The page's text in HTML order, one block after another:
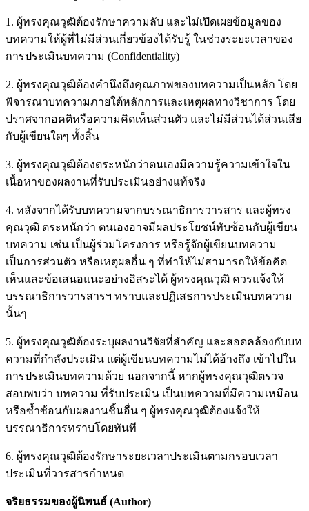
1. ผู้ทรงคุณวุฒิต้องรักษาความลับ และไม่เปิดเผยข้อมูลของ
บทความให้ผู้ที่ไม่มีส่วนเกี่ยวข้องได้รับรู้ ในช่วงระยะเวลาของ
การประเมินบทความ (Confidentiality)
2. ผู้ทรงคุณวุฒิต้องคำนึงถึงคุณภาพของบทความเป็นหลัก โดย
พิจารณาบทความภายใต้หลักการและเหตุผลทางวิชาการ โดย
ปราศจากอคติหรือความคิดเห็นส่วนตัว และไม่มีส่วนได้ส่วนเสีย
กับผู้เขียนใดๆ ทั้งสิ้น
3. ผู้ทรงคุณวุฒิต้องตระหนักว่าตนเองมีความรู้ความเข้าใจใน
เนื้อหาของผลงานที่รับประเมินอย่างแท้จริง
4. หลังจากได้รับบทความจากบรรณาธิการวารสาร และผู้ทรง
คุณวุฒิ ตระหนักว่า ตนเองอาจมีผลประโยชน์ทับซ้อนกับผู้เขียน
บทความ เช่น เป็นผู้ร่วมโครงการ หรือรู้จักผู้เขียนบทความ
เป็นการส่วนตัว หรือเหตุผลอื่น ๆ ที่ทำให้ไม่สามารถให้ข้อคิด
เห็นและข้อเสนอแนะอย่างอิสระได้ ผู้ทรงคุณวุฒิ ควรแจ้งให้
บรรณาธิการวารสารฯ ทราบและปฏิเสธการประเมินบทความ
นั้นๆ
5. ผู้ทรงคุณวุฒิต้องระบุผลงานวิจัยที่สำคัญ และสอดคล้องกับบท
ความที่กําลังประเมิน แต่ผู้เขียนบทความไม่ได้อ้างถึง เข้าไปใน
การประเมินบทความด้วย นอกจากนี้ หากผู้ทรงคุณวุฒิตรวจ
สอบพบว่า บทความ ที่รับประเมิน เป็นบทความที่มีความเหมือน
หรือซ้ำซ้อนกับผลงานชิ้นอื่น ๆ ผู้ทรงคุณวุฒิต้องแจ้งให้
บรรณาธิการทราบโดยทันที
6. ผู้ทรงคุณวุฒิต้องรักษาระยะเวลาประเมินตามกรอบเวลา
ประเมินที่วารสารกำหนด
จริยธรรมของผู้นิพนธ์ (Author)